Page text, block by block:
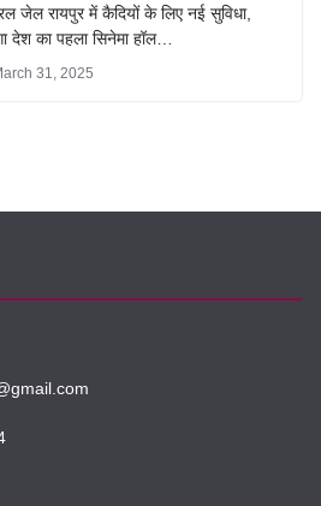
जेल रायपुर में कैदियों के लिए नई सुविधा,
देश का पहला सिनेमा हॉल…
31, 2025